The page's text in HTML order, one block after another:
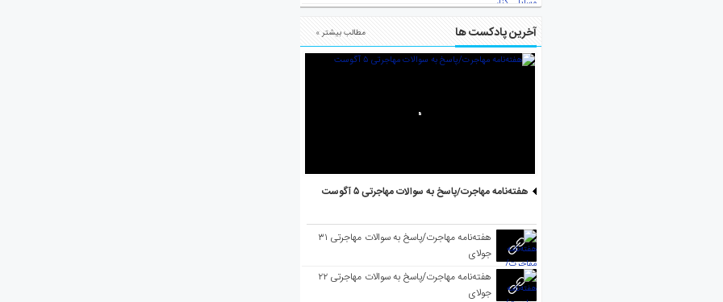
آخرین پادکست ها مطالب بیشتر »
هفته‌نامه مهاجرت/پاسخ به سوالات مهاجرتی ۵ آگوست
هفته‌نامه مهاجرت/پاسخ به سوالات مهاجرتی ۳۱
جولای
هفته‌نامه مهاجرت/پاسخ به سوالات مهاجرتی ۲۲
جولای